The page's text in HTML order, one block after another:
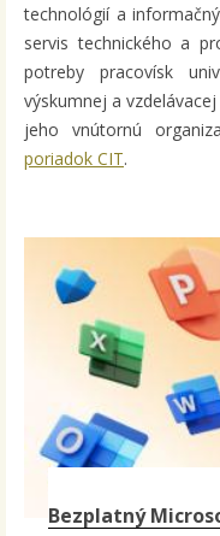
technológií a
servis technického a
potreby pracovísk
výskumnej a
jeho vnútornú
poriadok CIT.
Bezplatný